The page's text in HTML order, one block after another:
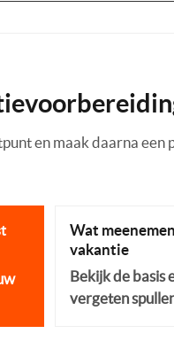
en maak daarna een
Wat
vakantie
Bekijk de basis
vergeten